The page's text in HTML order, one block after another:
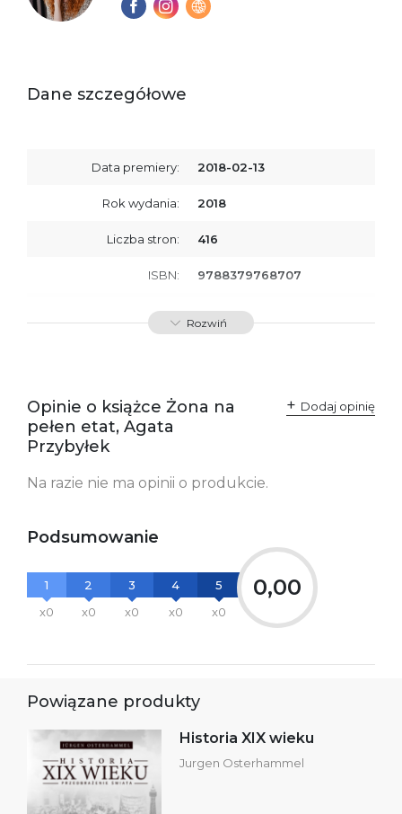
Dane szczegółowe
Data premiery: 2018-02-13
Rok wydania: 2018
Liczba stron: 416
ISBN: 9788379768707
SKU: E200955
Polska
kontakt@wydajenamsie.pl
informacje dotyczące
Rozwiń
Opinie o książce Żona na
pełen etat, Agata
Przybyłek
Dodaj opinię
Na razie nie ma opinii o produkcie.
Podsumowanie
1
x0
2
x0
3
x0
4
x0
5
x0
0,00
Powiązane produkty
Historia XIX wieku
Jurgen Osterhammel